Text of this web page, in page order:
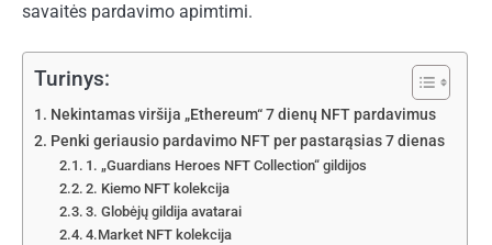
savaitės pardavimo apimtimi.
Turinys:
Nekintamas viršija „Ethereum“ 7 dienų NFT pardavimus
Penki geriausio pardavimo NFT per pastarąsias 7 dienas
1. „Guardians Heroes NFT Collection“ gildijos
2. Kiemo NFT kolekcija
3. Globėjų gildija avatarai
4.Market NFT kolekcija